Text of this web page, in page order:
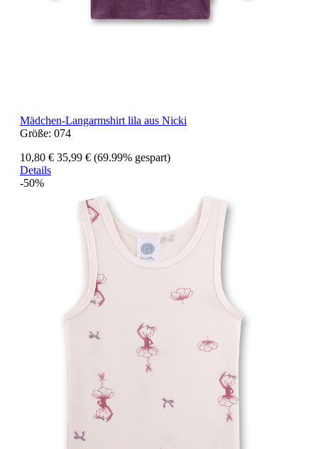
Mädchen-Langarmshirt lila aus Nicki
Größe: 074
10,80 € 35,99 € (69.99% gespart)
Details
-50%